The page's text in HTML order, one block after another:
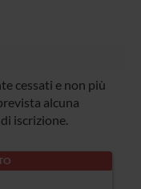
cessati e non più
alcuna
iscrizione.